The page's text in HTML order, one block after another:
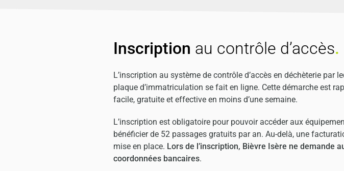
Inscription au contrôle d’accès.
L’inscription au système de contrôle d’accès en déchèterie par
plaque d’immatriculation se fait en ligne. Cette démarche est
facile, gratuite et effective en moins d’une semaine.
L’inscription est obligatoire pour pouvoir accéder aux
bénéficier de 52 passages gratuits par an. Au-delà, une
mise en place. Lors de l’inscription, Bièvre Isère ne demande
coordonnées bancaires.